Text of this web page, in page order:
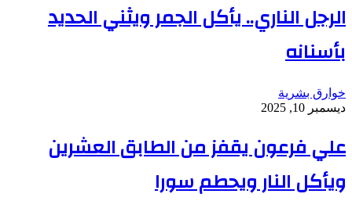
الرجل الناري.. يأكل الجمر ويثني الحديد
بأسنانه
خوارق بشرية
ديسمبر 10, 2025
علي فرعون يقفز من الطابق العشرين
ويأكل النار ويحطم سورا